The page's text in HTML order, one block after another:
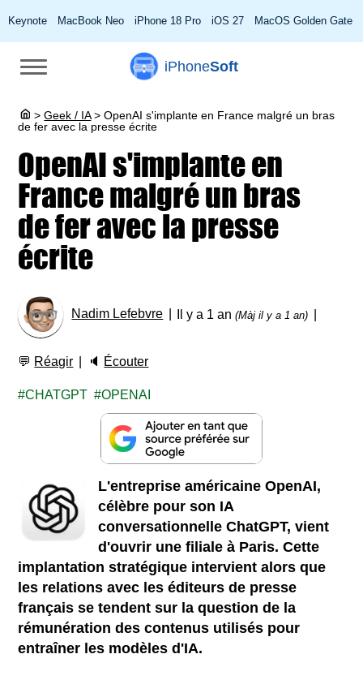
Keynote MacBook Neo iPhone 18 Pro iOS 27 MacOS Golden Gate
iPhoneSoft
> Geek / IA > OpenAI s'implante en France malgré un bras
de fer avec la presse écrite
OpenAI s'implante en
France malgré un bras
de fer avec la presse
écrite
Nadim Lefebvre Il y a 1 an(Màj il y a 1 an)
💬 Réagir 🔈 Écouter
CHATGPT OPENAI
L'entreprise américaine OpenAI,
célèbre pour son IA
conversationnelle ChatGPT, vient
d'ouvrir une filiale à Paris. Cette
implantation stratégique intervient alors que
les relations avec les éditeurs de presse
français se tendent sur la question de la
rémunération des contenus utilisés pour
entraîner les modèles d'IA.